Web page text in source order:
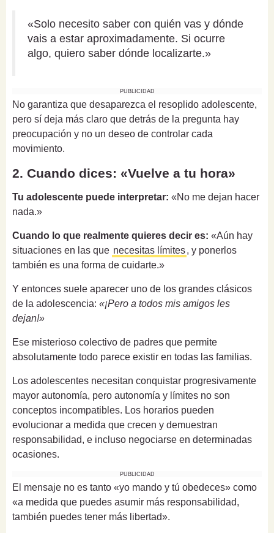
«Solo necesito saber con quién vas y dónde
vais a estar aproximadamente. Si ocurre
algo, quiero saber dónde localizarte.»
PUBLICIDAD
No garantiza que desaparezca el resoplido adolescente,
pero sí deja más claro que detrás de la pregunta hay
preocupación y no un deseo de controlar cada
movimiento.
2. Cuando dices: «Vuelve a tu hora»
Tu adolescente puede interpretar: «No me dejan hacer
nada.»
Cuando lo que realmente quieres decir es: «Aún hay
situaciones en las que necesitas límites, y ponerlos
también es una forma de cuidarte.»
Y entonces suele aparecer uno de los grandes clásicos
de la adolescencia: «¡Pero a todos mis amigos les
dejan!»
Ese misterioso colectivo de padres que permite
absolutamente todo parece existir en todas las familias.
Los adolescentes necesitan conquistar progresivamente
mayor autonomía, pero autonomía y límites no son
conceptos incompatibles. Los horarios pueden
evolucionar a medida que crecen y demuestran
responsabilidad, e incluso negociarse en determinadas
ocasiones.
PUBLICIDAD
El mensaje no es tanto «yo mando y tú obedeces» como
«a medida que puedes asumir más responsabilidad,
también puedes tener más libertad».